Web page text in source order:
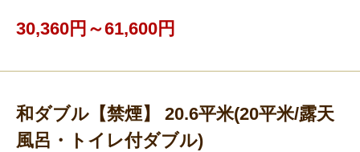
30,360円～61,600円
和ダブル【禁煙】 20.6平米(20平米/露天
風呂・トイレ付ダブル)